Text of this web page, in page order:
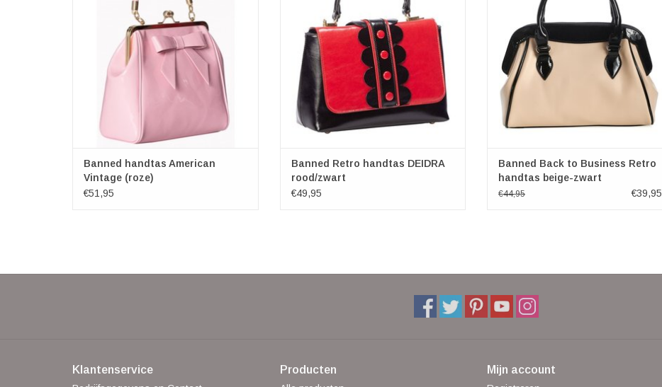
TOEVOEGEN AAN WINKELWAGEN
Banned handtas American
Vintage (roze)
€51,95
Banned Retro handtas DEIDRA
rood/zwart
€49,95
Afmetingen: (bxhxd) ca. 30cm x 21cm x
TOEVOEGEN AAN WINKELWAGEN
Banned Back to Business Retro
handtas beige-zwart
€44,95 €39,95
Klantenservice Producten Mijn account